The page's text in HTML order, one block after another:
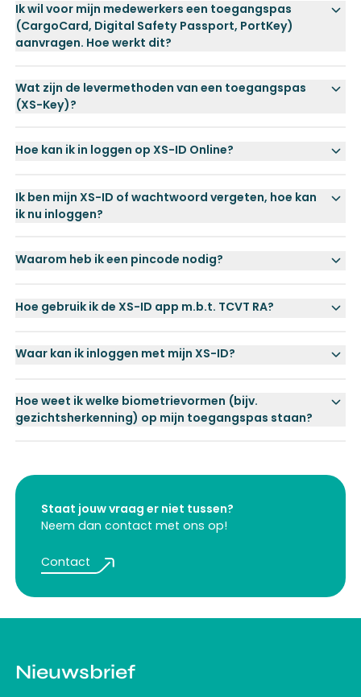
Ik wil voor mijn medewerkers een toegangspas
(CargoCard, Digital Safety Passport, PortKey)
aanvragen. Hoe werkt dit?
Wat zijn de levermethoden van een toegangspas
(XS-Key)?
Hoe kan ik in loggen op XS-ID Online?
Ik ben mijn XS-ID of wachtwoord vergeten, hoe kan
ik nu inloggen?
Waarom heb ik een pincode nodig?
Hoe gebruik ik de XS-ID app m.b.t. TCVT RA?
Waar kan ik inloggen met mijn XS-ID?
Hoe weet ik welke biometrievormen (bijv.
gezichtsherkenning) op mijn toegangspas staan?
Staat jouw vraag er niet tussen?
Neem dan contact met ons op!
Contact
Nieuwsbrief